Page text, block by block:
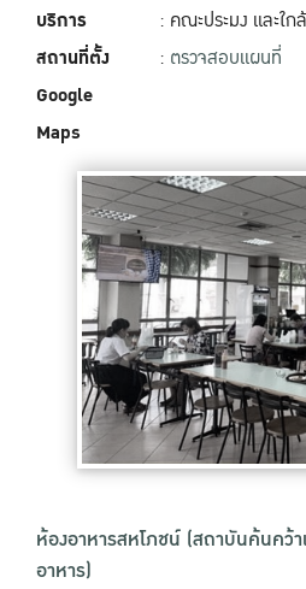
บริการ
สถานที่ตั้ง
Google
Maps
: คณะประมง และใ
: ตรวจสอบแผนที่
ห้องอาหารสหโภชน์ (สถาบันค้นค
อาหาร)